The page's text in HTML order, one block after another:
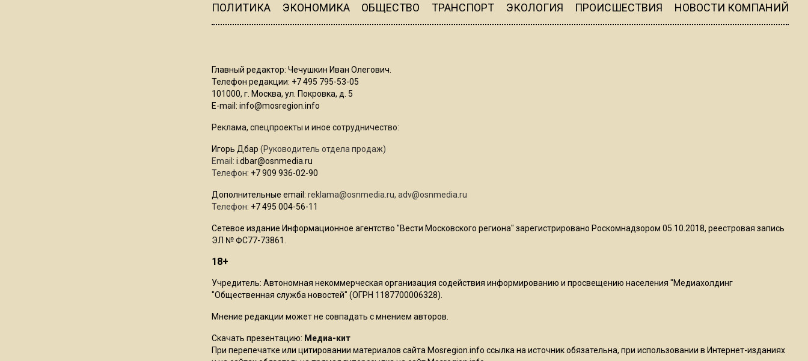
Telegram после обвинений
Роман Терюшков назвал
ПОЛИТИКА ЭКОНОМИКА ОБЩЕСТВО ТРАНСПОРТ ЭКОЛОГИЯ ПРОИСШЕСТВИЯ НОВОСТИ КОМПАНИЙ
Главный редактор: Чечушкин Иван Олегович.
Телефон редакции: +7 495 795-53-05
101000, г. Москва, ул. Покровка, д. 5
E-mail: info@mosregion.info
Реклама, спецпроекты и иное сотрудничество:
Игорь Дбар (Руководитель отдела продаж)
Email: i.dbar@osnmedia.ru
Телефон: +7 909 936-02-90
Дополнительные email: reklama@osnmedia.ru, adv@osnmedia.ru
Телефон: +7 495 004-56-11
Сетевое издание Информационное агентство "Вести Московского региона" зарегистрировано Роскомнадзором 05.10.2018, реестровая запись
ЭЛ № ФС77-73861.
18+
Учредитель: Автономная некоммерческая организация содействия информированию и просвещению населения "Медиахолдинг
"Общественная служба новостей" (ОГРН 1187700006328).
Мнение редакции может не совпадать с мнением авторов.
Скачать презентацию: Медиа-кит
При перепечатке или цитировании материалов сайта Mosregion.info ссылка на источник обязательна, при использовании в Интернет-изданиях